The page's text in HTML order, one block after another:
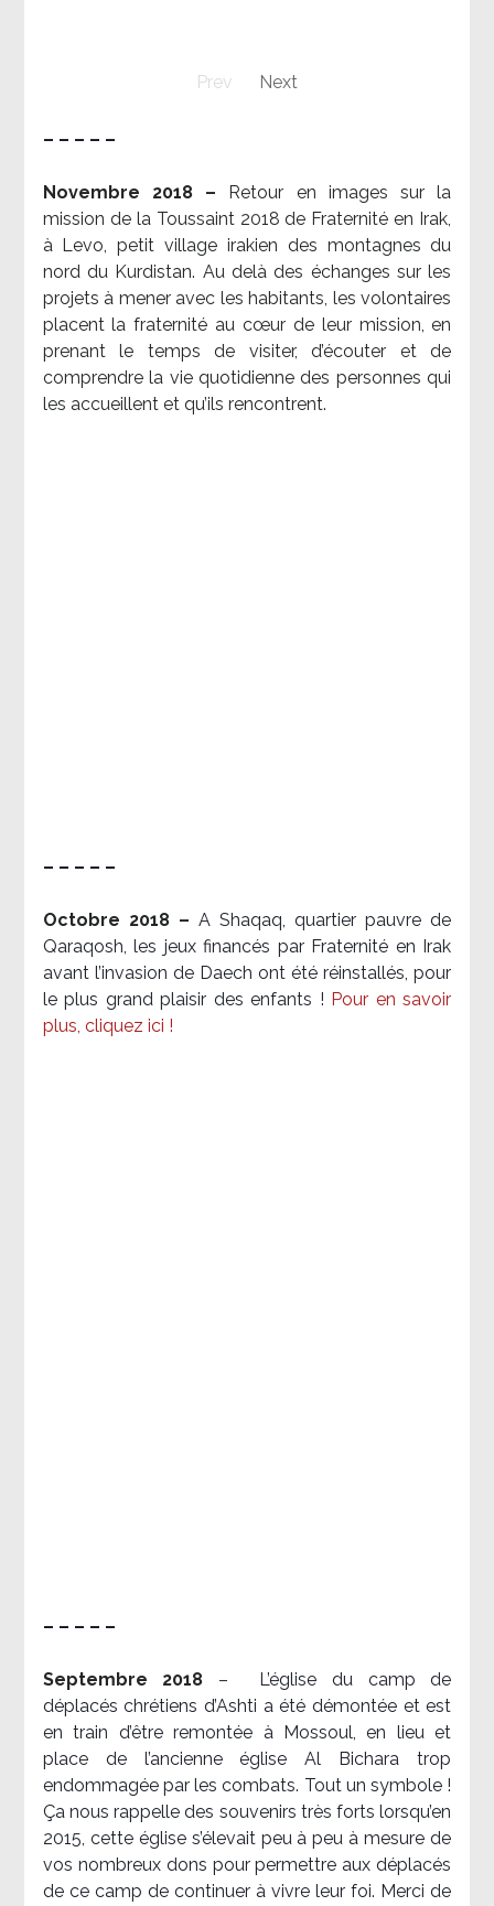
Prev Next
– – – – –
Novembre 2018 –
Retour en images sur la
mission de la Toussaint 2018 de Fraternité en Irak,
à Levo, petit village irakien des montagnes du
nord du Kurdistan. Au delà des échanges sur les
projets à mener avec les habitants, les volontaires
placent la fraternité au cœur de leur mission, en
prenant le temps de visiter, d’écouter et de
comprendre la vie quotidienne des personnes qui
les accueillent et qu’ils rencontrent.
– – – – –
Octobre 2018 – A Shaqaq, quartier pauvre de
Qaraqosh, les jeux financés par Fraternité en Irak​
avant l’invasion de Daech ont été réinstallés, pour
le plus grand plaisir des enfants ! Pour en savoir
plus, cliquez ici !
– – – – –
Septembre 2018 –
L’église du camp de
déplacés chrétiens d’Ashti a été démontée et est
en train d’être remontée à Mossoul, en lieu et
place de l’ancienne église Al Bichara trop
endommagée par les combats. Tout un symbole !
Ça nous rappelle des souvenirs très forts lorsqu’en
2015, cette église s’élevait peu à peu à mesure de
vos nombreux dons pour permettre aux déplacés
de ce camp de continuer à vivre leur foi. Merci de